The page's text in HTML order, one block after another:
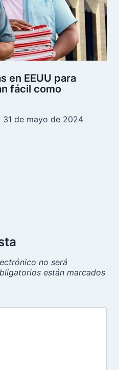
en EEUU para
fácil como
31 de mayo de 2024
no será
están marcados